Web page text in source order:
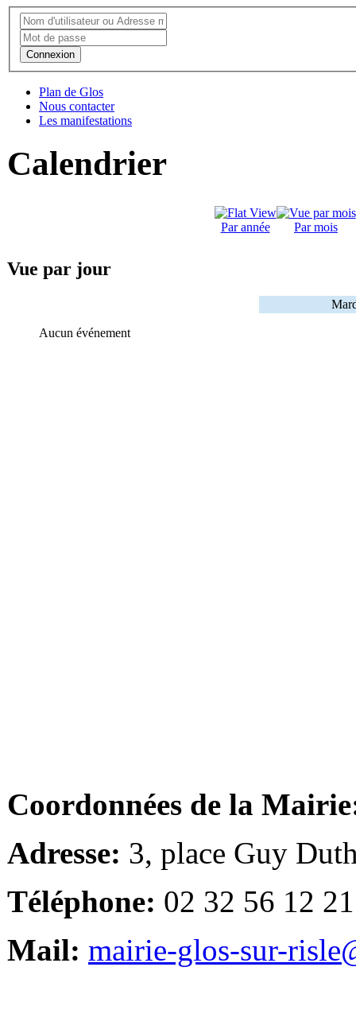
Connexion
Plan de Glos
Nous contacter
Les manifestations
Calendrier
Par année Par mois
Vue par jour
Aucun événement
Coordonnées de la
Adresse: 3, place Guy
Téléphone: 02 32 56 12 21
Mail: mairie-glos-sur-